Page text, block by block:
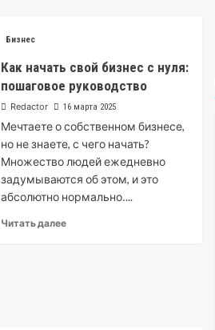
Бизнес
Как начать свой бизнес с нуля:
пошаговое руководство
Redactor 16 марта 2025
Мечтаете о собственном бизнесе,
но не знаете, с чего начать?
Множество людей ежедневно
задумываются об этом, и это
абсолютно нормально․...
Читать далее